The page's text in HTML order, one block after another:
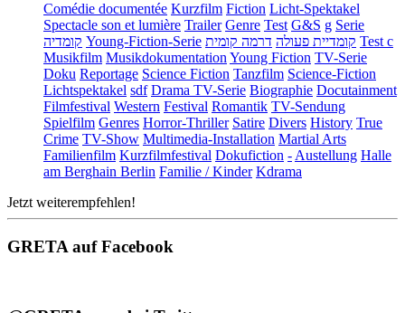
Comédie documentée Kurzfilm Fiction Licht-Spektakel
Spectacle son et lumière Trailer Genre Test G&S g Serie
קומדיה Young-Fiction-Serie קומדיית פעולה דרמה קומית
Test c
Musikfilm Musikdokumentation Young Fiction TV-Serie
Doku Reportage Science Fiction Tanzfilm Science-Fiction
Lichtspektakel sdf Drama TV-Serie Biographie Docutainment
Filmfestival Western Festival Romantik TV-Sendung
Spielfilm Genres Horror-Thriller Satire Divers History True
Crime TV-Show Multimedia-Installation Martial Arts
Familienfilm Kurzfilmfestival Dokufiction - Austellung Halle
am Berghain Berlin Familie / Kinder Kdrama
Jetzt weiterempfehlen!
GRETA auf Facebook